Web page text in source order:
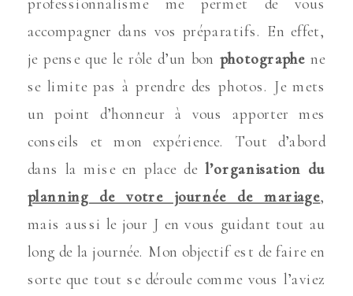
accompagner dans vos préparatifs. En effet,
je pense que le rôle d’un bon photographe ne
se limite pas à prendre des photos. Je mets
un point d’honneur à vous apporter mes
conseils et mon expérience. Tout d’abord
dans la mise en place de l’organisation du
planning de votre journée de mariage,
mais aussi le jour J en vous guidant tout au
long de la journée. Mon objectif est de faire en
sorte que tout se déroule comme vous l’aviez